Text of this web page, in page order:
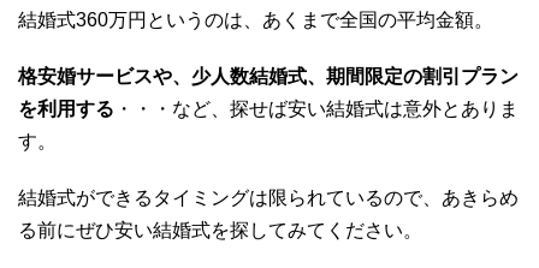
結婚式360万円というのは、あくまで全国の平均金額。
格安婚サービスや、少人数結婚式、期間限定の割引プラン
を利用する ・・・など、探せば安い結婚式は意外とありま
す。
結婚式ができるタイミングは限られているので、あきらめ
る前にぜひ安い結婚式を探してみてください。